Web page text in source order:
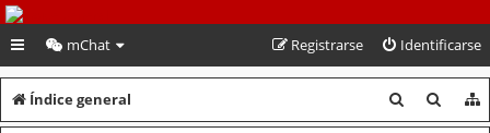
PeruVoley.com
mChat Identificarse
Registrarse
Índice general